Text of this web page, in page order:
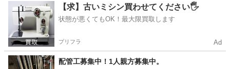
千葉 千葉市 幕張駅 建築 留学生
【求】古いミシン買わせてください🖐️
状態が悪くてもOK！最大限買取します
プリフラ Ad
配管工募集中！1人親方募集中。